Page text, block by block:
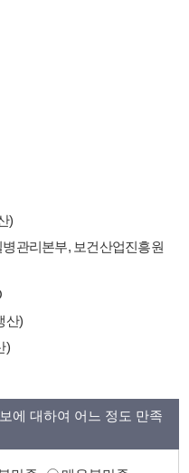
)
관리본부, 보건산업진흥원
산)
)
에 대하여 어느 정도 만족